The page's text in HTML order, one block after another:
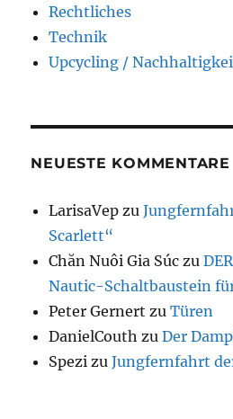
Rechtliches
Technik
Upcycling /
NEUESTE KOMMENTARE
LarisaVep zu
Scarlett“
Chăn Nuôi Gia Súc zu
Nautic-Schaltbaustein
Peter Gernert zuTüren
DanielCouth zuDer
Spezi zuJungfernfahrt